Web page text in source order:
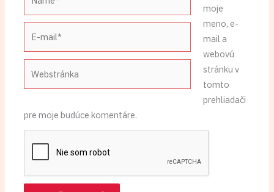
moje
meno, e-
mail a
webovú
stránku v
tomto
prehliadači
pre moje budúce komentáre.